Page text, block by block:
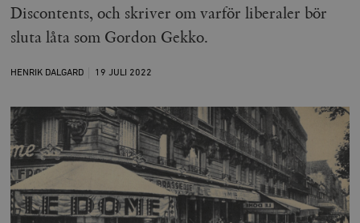
Discontents, och skriver om varför liberaler bör
sluta låta som Gordon Gekko.
HENRIK DALGARD 19 JULI 2022